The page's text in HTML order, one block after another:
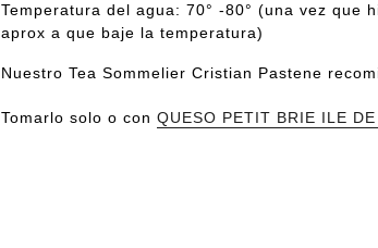
Temperatura del agua: 70° -80° (una vez que
aprox a que baje la temperatura)
Nuestro Tea Sommelier Cristian Pastene
Tomarlo solo o con QUESO PETIT BRIE ILE